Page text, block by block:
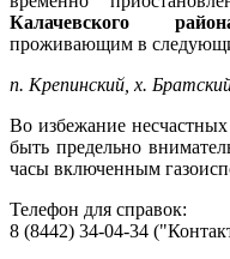
Калачевского
проживающим в
п. Крепинский, х.
Во избежание
быть предельно
часы включенным
Телефон для справок:
8 (8442) 34-04-34